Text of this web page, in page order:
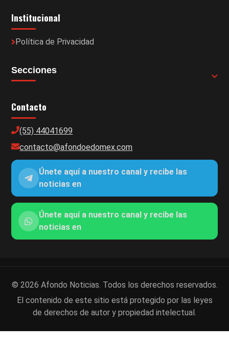
Institucional
Política de Privacidad
Secciones
Contacto
(55) 44041699
contacto@afondoedomex.com
Únete aquí a nuestro canal y recibe las
noticias en
Únete aquí a nuestro canal y recibe las
noticias en
© 2026 Afondo Noticias. Todos los derechos reservados.
El contenido de este sitio está protegido por las leyes
de derechos de autor y propiedad intelectual.